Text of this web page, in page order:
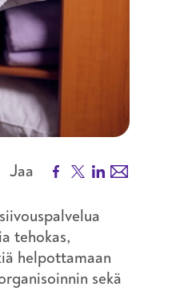
Jaa Facebook
X LinkedIn
Email
tehokas,
helpottamaan
sekä